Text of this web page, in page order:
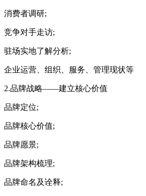
消费者调研;
竞争对手走访;
驻场实地了解分析;
企业运营、组织、服务、管理现状等
2.品牌战略——建立核心价值
品牌定位;
品牌核心价值;
品牌愿景;
品牌架构梳理;
品牌命名及诠释;